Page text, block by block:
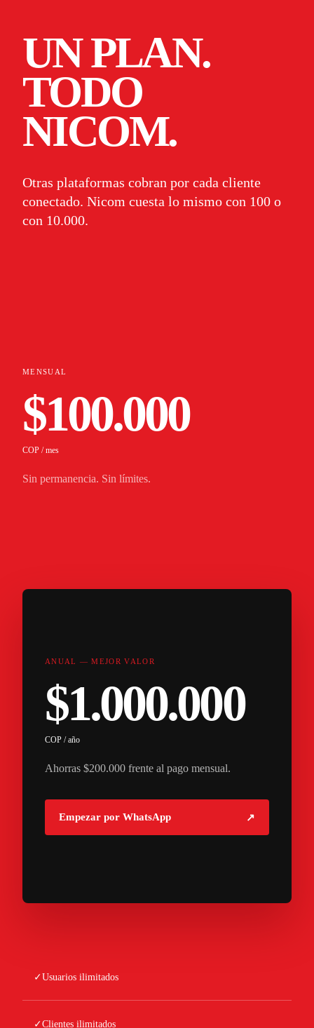
UN PLAN.
TODO
NICOM.
Otras plataformas cobran por cada cliente
conectado. Nicom cuesta lo mismo con 100 o
con 10.000.
MENSUAL
$100.000
COP / mes
Sin permanencia. Sin límites.
ANUAL — MEJOR VALOR
$1.000.000
COP / año
Ahorras $200.000 frente al pago mensual.
Empezar por WhatsApp ↗
✓Usuarios ilimitados
✓Clientes ilimitados